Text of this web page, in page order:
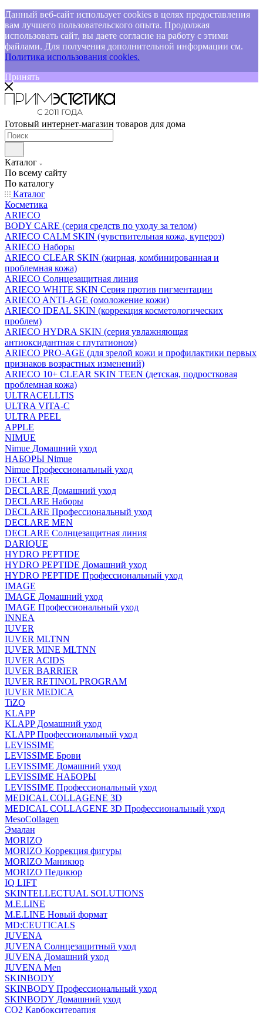
Данный веб-сайт использует cookies в целях предоставления
вам лучшего пользовательского опыта. Продолжая
использовать сайт, вы даете согласие на работу с этими
файлами. Для получения дополнительной информации см.
Политика использования cookies.
Принять
Готовый интернет-магазин товаров для дома
Каталог
По всему сайту
По каталогу
Каталог
Косметика
ARIECO
BODY CARE (серия средств по уходу за телом)
ARIECO CALM SKIN (чувствительная кожа, купероз)
ARIECO Наборы
ARIECO CLEAR SKIN (жирная, комбинированная и
проблемная кожа)
ARIECO Солнцезащитная линия
ARIECO WHITE SKIN Серия против пигментации
ARIECO ANTI-AGE (омоложение кожи)
ARIECO IDEAL SKIN (коррекция косметологических
проблем)
ARIECO HYDRA SKIN (серия увлажняющая
антиоксидантная с глутатионом)
ARIECO PRO-AGE (для зрелой кожи и профилактики первых
признаков возрастных изменений)
ARIECO 10+ CLEAR SKIN TEEN (детская, подростковая
проблемная кожа)
ULTRACELLTIS
ULTRA VITA-C
ULTRA PEEL
APPLE
NIMUE
Nimue Домашний уход
НАБОРЫ Nimue
Nimue Профессиональный уход
DECLARE
DECLARE Домашний уход
DECLARE Наборы
DECLARE Профессиональный уход
DECLARE MEN
DECLARE Солнцезащитная линия
DARIQUE
HYDRO PEPTIDE
HYDRO PEPTIDE Домашний уход
HYDRO PEPTIDE Профессиональный уход
IMAGE
IMAGE Домашний уход
IMAGE Профессиональный уход
INNEA
IUVER
IUVER MLTNN
IUVER MINE MLTNN
IUVER ACIDS
IUVER BARRIER
IUVER RETINOL PROGRAM
IUVER MEDICA
TiZO
KLAPP
KLAPP Домашний уход
KLAPP Профессиональный уход
LEVISSIME
LEVISSIME Брови
LEVISSIME Домашний уход
LEVISSIME НАБОРЫ
LEVISSIME Профессиональный уход
MEDICAL COLLAGENE 3D
MEDICAL COLLAGENE 3D Профессиональный уход
MesoCollagen
Эмалан
MORIZO
MORIZO Коррекция фигуры
MORIZO Маникюр
MORIZO Педикюр
IQ LIFT
SKINTELLECTUAL SOLUTIONS
M.E.LINE
M.E.LINE Новый формат
MD:CEUTICALS
JUVENA
JUVENA Солнцезащитный уход
JUVENA Домашний уход
JUVENA Men
SKINBODY
SKINBODY Профессиональный уход
SKINBODY Домашний уход
CO2 Карбокситерапия